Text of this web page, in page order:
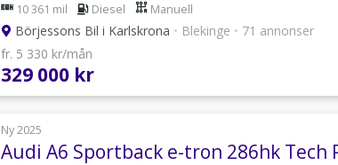
10 361 mil Diesel Manuell
Börjessons Bil i Karlskrona • Blekinge • 71 annonser
fr. 5 330 kr/mån
329 000 kr
Ny 2025
Audi A6 Sportback e-tron 286hk